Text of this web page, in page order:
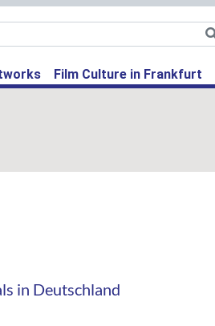
Film Culture in Frankfurt
in Deutschland